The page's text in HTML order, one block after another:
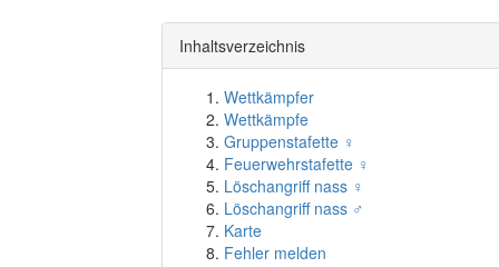
Inhaltsverzeichnis
Wettkämpfer
Wettkämpfe
Gruppenstafette ♀
Feuerwehrstafette ♀
Löschangriff nass ♀
Löschangriff nass ♂
Karte
Fehler melden